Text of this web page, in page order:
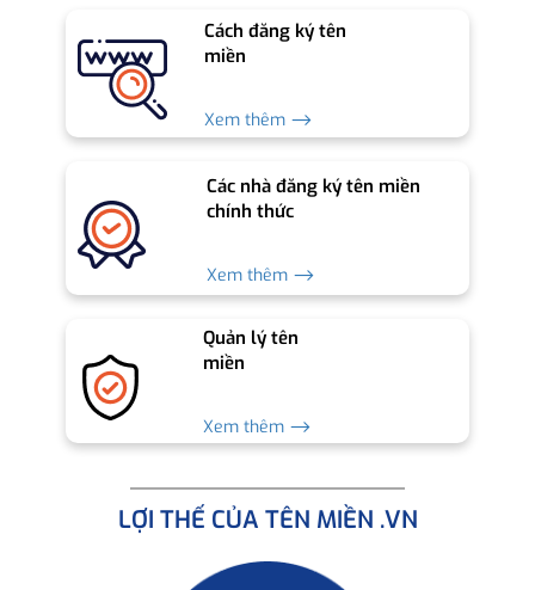
Cách đăng ký tên
miền
Xem thêm ⟶
Các nhà đăng ký tên miền
chính thức
Xem thêm ⟶
Quản lý tên
miền
Xem thêm ⟶
LỢI THẾ CỦA TÊN MIỀN .VN